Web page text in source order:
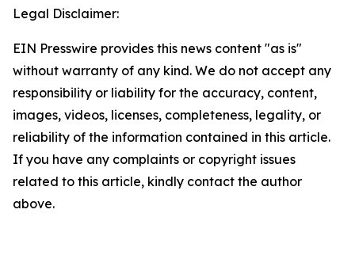
Legal Disclaimer:
EIN Presswire provides this news content "as is"
without warranty of any kind. We do not accept any
responsibility or liability for the accuracy, content,
images, videos, licenses, completeness, legality, or
reliability of the information contained in this article.
If you have any complaints or copyright issues
related to this article, kindly contact the author
above.